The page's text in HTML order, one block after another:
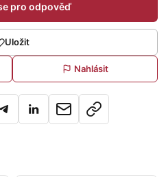
pro odpověď
Uložit
Nahlásit